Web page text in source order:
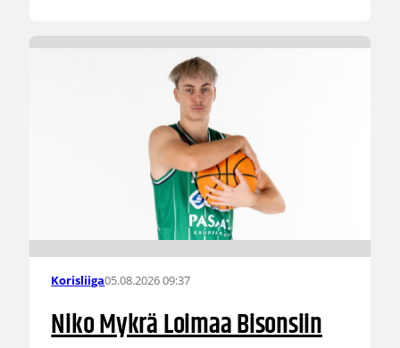
Korisliiga05.08.2026 09:37
Niko Mykrä Loimaa Bisonsiin